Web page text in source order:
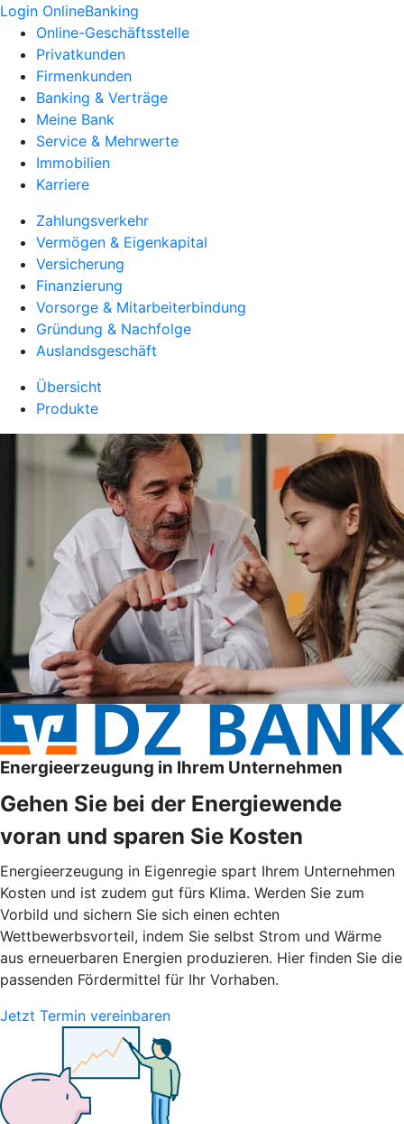
Login OnlineBanking
Online-Geschäftsstelle
Privatkunden
Firmenkunden
Banking & Verträge
Meine Bank
Service & Mehrwerte
Immobilien
Karriere
Zahlungsverkehr
Vermögen & Eigenkapital
Versicherung
Finanzierung
Vorsorge & Mitarbeiterbindung
Gründung & Nachfolge
Auslandsgeschäft
Übersicht
Produkte
Energieerzeugung in Ihrem Unternehmen
Gehen Sie bei der Energiewende
voran und sparen Sie Kosten
Energieerzeugung in Eigenregie spart Ihrem Unternehmen
Kosten und ist zudem gut fürs Klima. Werden Sie zum
Vorbild und sichern Sie sich einen echten
Wettbewerbsvorteil, indem Sie selbst Strom und Wärme
aus erneuerbaren Energien produzieren. Hier finden Sie die
passenden Fördermittel für Ihr Vorhaben.
Jetzt Termin vereinbaren